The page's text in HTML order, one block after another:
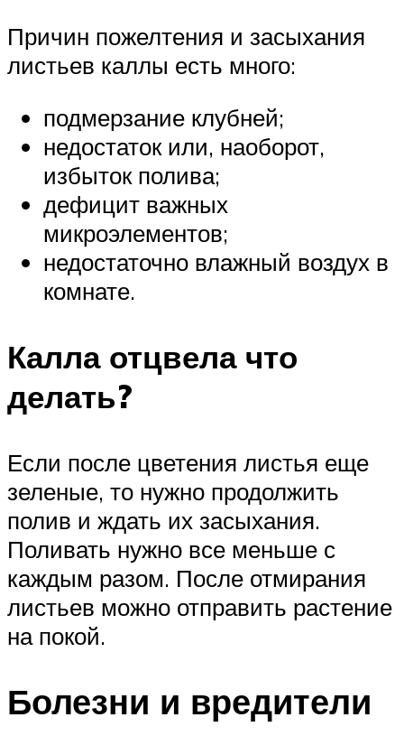
Причин пожелтения и засыхания
листьев каллы есть много:
подмерзание клубней;
недостаток или, наоборот,
избыток полива;
дефицит важных
микроэлементов;
недостаточно влажный воздух в
комнате.
Калла отцвела что
делать?
Если после цветения листья еще
зеленые, то нужно продолжить
полив и ждать их засыхания.
Поливать нужно все меньше с
каждым разом. После отмирания
листьев можно отправить растение
на покой.
Болезни и вредители